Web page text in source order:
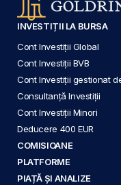
INVESTIȚII LA BURSA
Cont Investiții Global
Cont Investiții BVB
Cont Investiții gestionat
Consultanță Investiții
Cont Investiții Minori
Deducere 400 EUR
COMISIOANE
PLATFORME
PIAȚĂ ȘI ANALIZE